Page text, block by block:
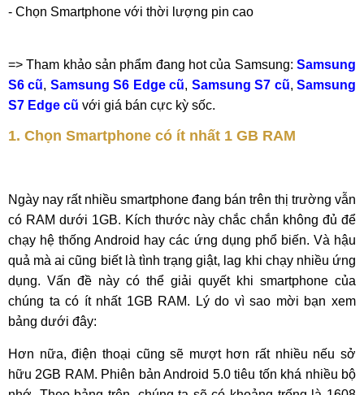
- Chọn Smartphone với thời lượng pin cao
=> Tham khảo sản phẩm đang hot của Samsung: Samsung
S6 cũ, Samsung S6 Edge cũ, Samsung S7 cũ,Samsung
S7 Edge cũ với giá bán cực kỳ sốc.
1. Chọn Smartphone có ít nhất 1 GB RAM
Ngày nay rất nhiều smartphone đang bán trên thị trường vẫn
có RAM dưới 1GB. Kích thước này chắc chắn không đủ để
chạy hệ thống Android hay các ứng dụng phổ biến. Và hậu
quả mà ai cũng biết là tình trạng giật, lag khi chạy nhiều ứng
dụng. Vấn đề này có thể giải quyết khi smartphone của
chúng ta có ít nhất 1GB RAM. Lý do vì sao mời bạn xem
bảng dưới đây:
Hơn nữa, điện thoại cũng sẽ mượt hơn rất nhiều nếu sở
hữu 2GB RAM. Phiên bản Android 5.0 tiêu tốn khá nhiều bộ